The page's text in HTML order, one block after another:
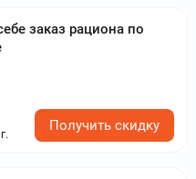
заказ рациона по
Получить скидку